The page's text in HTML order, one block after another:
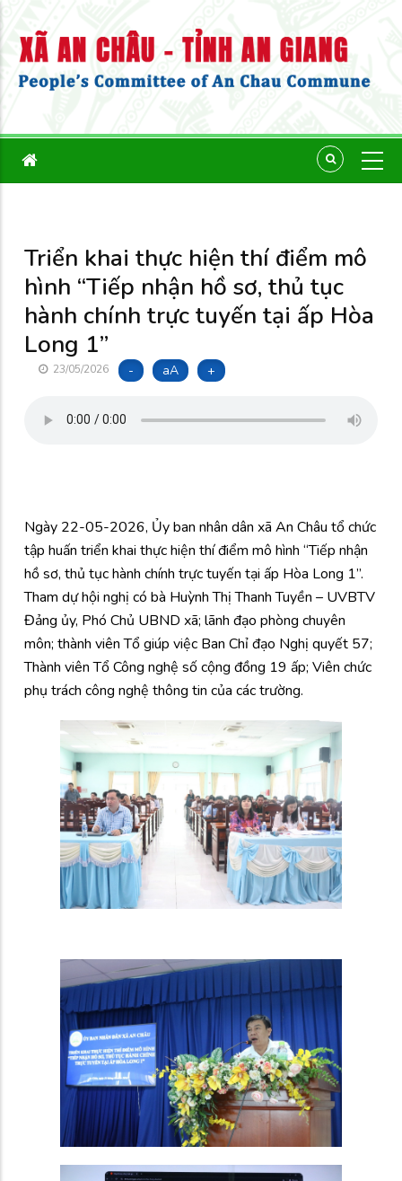
Triển khai thực hiện thí điểm mô
hình “Tiếp nhận hồ sơ, thủ tục
hành chính trực tuyến tại ấp Hòa
Long 1”
23/05/2026 - aA +
Ngày 22-05-2026, Ủy ban nhân dân xã An Châu tổ chức
tập huấn triển khai thực hiện thí điểm mô hình “Tiếp nhận
hồ sơ, thủ tục hành chính trực tuyến tại ấp Hòa Long 1”.
Tham dự hội nghị có bà Huỳnh Thị Thanh Tuyền – UVBTV
Đảng ủy, Phó Chủ UBND xã; lãnh đạo phòng chuyên
môn; thành viên Tổ giúp việc Ban Chỉ đạo Nghị quyết 57;
Thành viên Tổ Công nghệ số cộng đồng 19 ấp; Viên chức
phụ trách công nghệ thông tin của các trường.